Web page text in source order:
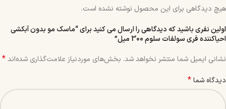
هیچ دیدگاهی برای این محصول نوشته نشده است.
اولین نفری باشید که دیدگاهی را ارسال می کنید برای “ماسک مو بدون آبکشی
احیاکننده فری سولفات سلوم 300 میل”
نشانی ایمیل شما منتشر نخواهد شد. بخش‌های موردنیاز علامت‌گذاری شده‌اند*
دیدگاه شما*